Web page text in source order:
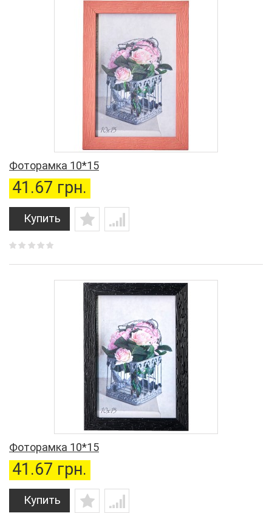
Фоторамка 10*15
41.67 грн.
Купить
Фоторамка 10*15
41.67 грн.
Купить